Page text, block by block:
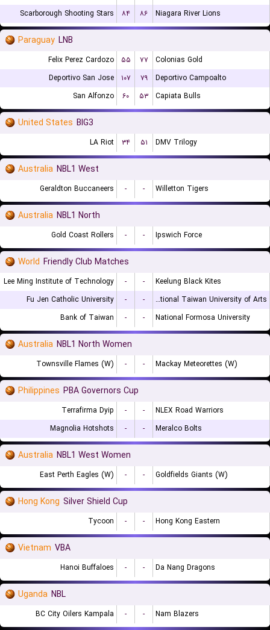
Scarborough Shooting Stars
۸۴ ۸۶ Niagara River Lions
Paraguay LNB
Felix Perez Cardozo ۵۵ ۷۷
Colonias Gold
Deportivo San Jose
۱۰۷ ۷۹
Deportivo Campoalto
San Alfonzo
۶۰ ۵۳ Capiata Bulls
United States BIG3
LA Riot ۳۴ ۵۱ DMV Trilogy
Australia NBL1 West
Geraldton Buccaneers - - Willetton Tigers
Australia NBL1 North
Gold Coast Rollers - - Ipswich Force
World Friendly Club Matches
Lee Ming Institute of Technology - -
Keelung Black Kites
Fu Jen Catholic University
- -
National Taiwan University of Arts
Bank of Taiwan
- - National Formosa University
Australia NBL1 North Women
Townsville Flames (W) - - Mackay Meteorettes (W)
Philippines PBA Governors Cup
Terrafirma Dyip - -
NLEX Road Warriors
Magnolia Hotshots
- - Meralco Bolts
Australia NBL1 West Women
East Perth Eagles (W) - - Goldfields Giants (W)
Hong Kong Silver Shield Cup
Tycoon - - Hong Kong Eastern
Vietnam VBA
Hanoi Buffaloes - - Da Nang Dragons
Uganda NBL
BC City Oilers Kampala - - Nam Blazers